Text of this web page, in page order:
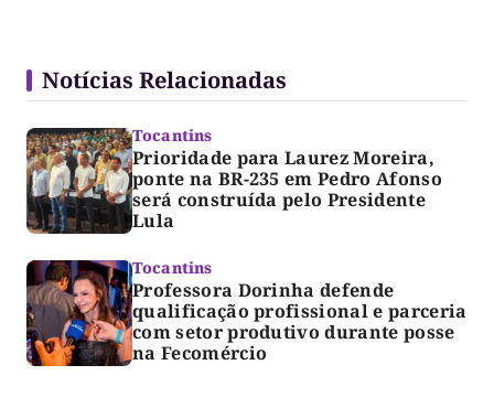
Notícias Relacionadas
Tocantins
Prioridade para Laurez Moreira,
ponte na BR-235 em Pedro Afonso
será construída pelo Presidente
Lula
Tocantins
Professora Dorinha defende
qualificação profissional e parceria
com setor produtivo durante posse
na Fecomércio